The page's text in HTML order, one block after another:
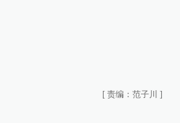
[ 责编：范子川 ]